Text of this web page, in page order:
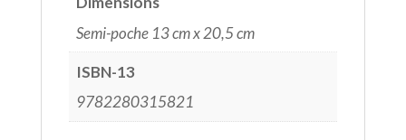
Semi-poche 13 cm x 20,5 cm
ISBN-13
9782280315821